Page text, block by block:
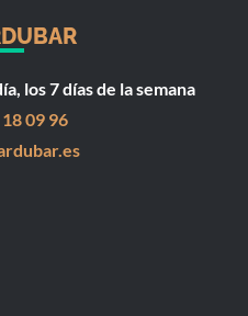
los 7 días de la semana
09 96